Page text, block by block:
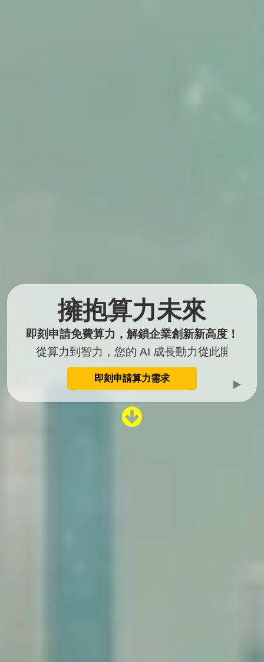
擁抱算力未來
即刻申請免費算力，解鎖企業創新新高度！
從算力到智力，您的 AI 成長動力從此開始。
即刻申請算力需求